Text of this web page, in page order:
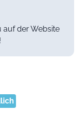
auf der Website